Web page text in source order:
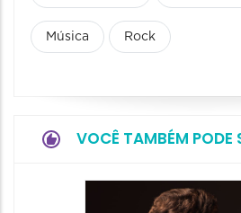
Música Rock
VOCÊ TAMBÉM PODE